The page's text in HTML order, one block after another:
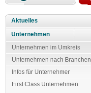
Aktuelles
Unternehmen
Unternehmen im Umkreis
Unternehmen nach Branchen
Infos für Unternehmer
First Class Unternehmen